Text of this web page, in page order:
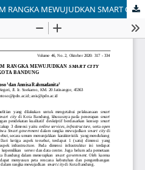
SMART GOVERNMENT DALAM RANGKA MEWUJUDKAN SMART CITY DI KOTA BANDUNG